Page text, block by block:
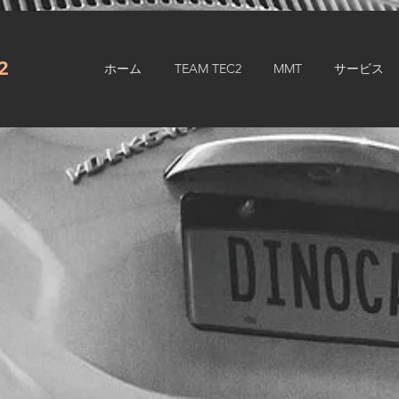
ホーム TEAM TEC2 MMT サービス